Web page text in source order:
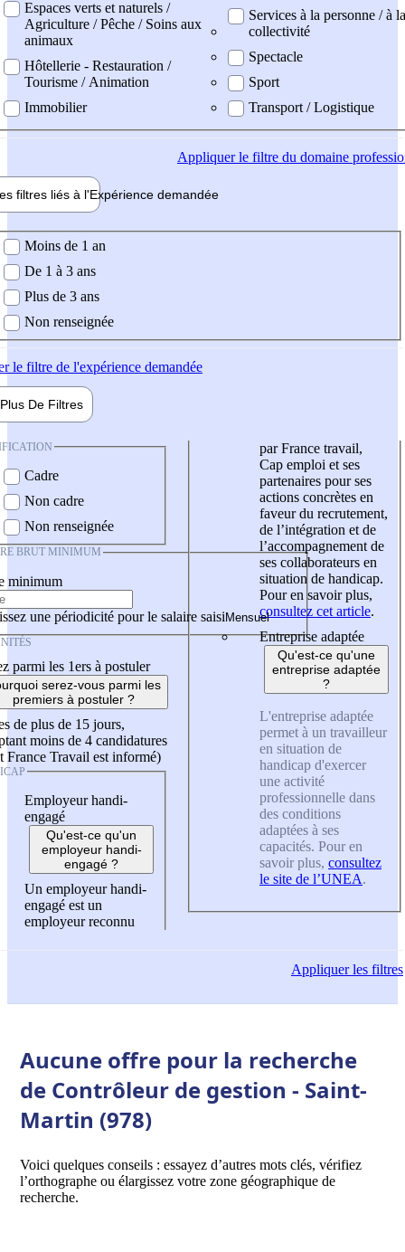
Espaces verts et naturels /
Agriculture / Pêche / Soins aux
animaux
Hôtellerie - Restauration /
Tourisme / Animation
Immobilier
Services à la personne / à la
collectivité
Spectacle
Sport
Transport / Logistique
Appliquerle filtre du domaine
filtres liés à l'Expérience demandée
demandée
Moins de 1 an
De 1 à 3 ans
Plus de 3 ans
Non renseignée
le filtre de l'expérience demandée
Plus De Filtres
Cadre
Non cadre
Non renseignée
BRUT MINIMUM
minimum
une périodicité pour le salaire saisi
parmi les 1ers à postuler
serez-vous parmi les
premiers à postuler ?
de plus de 15 jours,
moins de 4 candidatures
France Travail est informé)
Employeur handi-
engagé
Qu'est-ce qu'un
employeur handi-
engagé ?
Un employeur handi-
engagé est un
employeur reconnu
par France travail,
Cap emploi et ses
partenaires pour ses
actions concrètes en
faveur du recrutement,
de l’intégration et de
l’accompagnement de
ses collaborateurs en
situation de handicap.
Pour en savoir plus,
consultez cet article.
Entreprise adaptée
Qu'est-ce qu'une
entreprise adaptée
?
L'entreprise adaptée
permet à un travailleur
en situation de
handicap d'exercer
une activité
professionnelle dans
des conditions
adaptées à ses
capacités. Pour en
savoir plus, consultez
le site de l’UNEA.
Appliquerles filtres
Aucune offre pour la recherche
de Contrôleur de gestion - Saint-
Martin (978)
Voici quelques conseils : essayez d’autres mots clés, vérifiez
l’orthographe ou élargissez votre zone géographique de
recherche.